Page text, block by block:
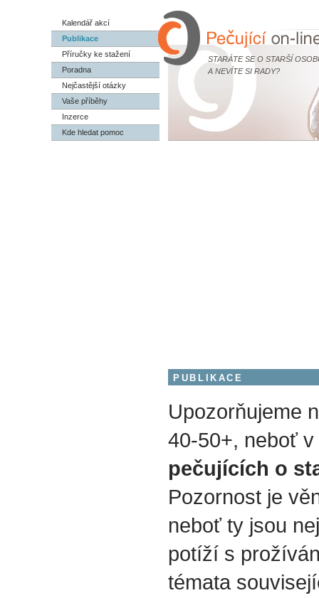
STARÁTE SE O STARŠÍ
A NEVÍTE SI RADY?
Kalendář akcí
Publikace
Příručky ke stažení
Poradna
Nejčastější otázky
Vaše příběhy
Inzerce
Kde hledat pomoc
PUBLIKACE
Upozorňujeme
40-50+, neboť
pečujících o
Pozornost je
neboť ty jsou
potíží s
témata